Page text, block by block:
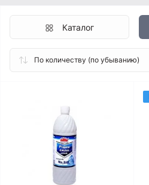
Каталог